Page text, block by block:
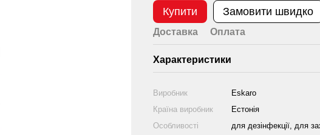
Купити Замовити швидко
Доставка Оплата
Характеристики
Виробник
Eskaro
Країна виробник
Естонія
Особливості
для дезінфекції, для